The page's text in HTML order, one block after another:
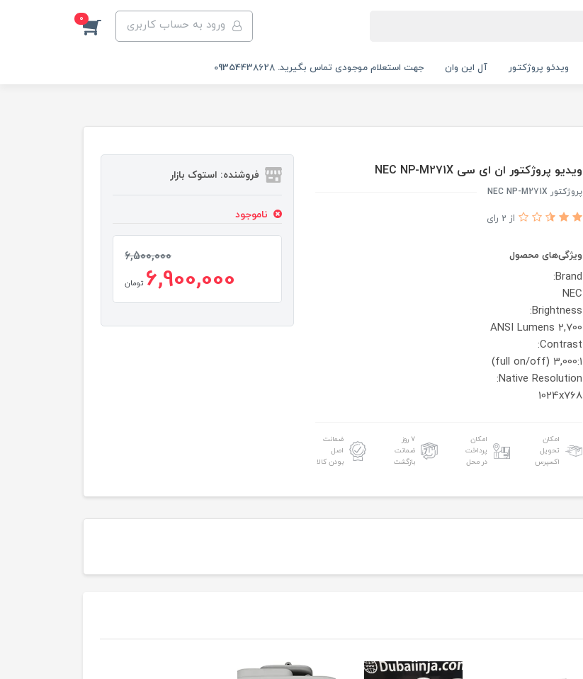
ورود به حساب کاربری 0
ویدئو پروژکتور آل این وان جهت استعلام موجودی تماس بگیرید. 09354438628
ویدیو پروژکتور ان ای سی NEC NP-M271X
پروژکتور NEC NP-M271X
از 2 رای
ویژگی‌های محصول
Brand:
NEC
Brightness:
2,700 ANSI Lumens
Contrast:
3,000:1 (full on/off)
Native Resolution:
1024x768
امکان
تحویل
اکسپرس
امکان
پرداخت
در محل
۷ روز
ضمانت
بازگشت
ضمانت
اصل
بودن کالا
فروشنده: استوک بازار
ناموجود
6,500,000
6,900,000 تومان